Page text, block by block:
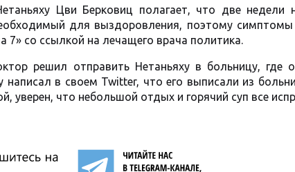
Цви Берковиц полагает, что две недели
для выздоровления, поэтому симптомы
7» со ссылкой на лечащего врача политика.
решил отправить Нетаньяху в больницу, где
написал в своем Twitter, что его выписали из
уверен, что небольшой отдых и горячий суп все